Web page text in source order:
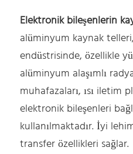
Elektronik bileşenlerin
alüminyum kaynak
endüstrisinde, özellikle
alüminyum alaşımlı
muhafazaları, ısı iletim
elektronik bileşenleri
kullanılmaktadır. İyi
transfer özellikleri sağlar.